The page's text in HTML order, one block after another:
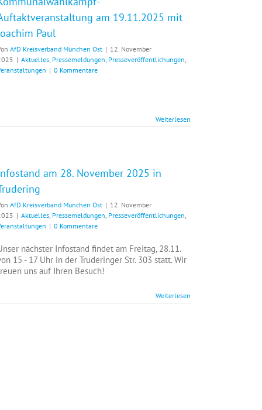
am 19.11.2025 mit
Paul
AfD Kreisverband München Ost | 12. November
| Aktuelles, Pressemeldungen, Presseveröffentlichungen,
| 0 Kommentare
Weiterlesen
am 28. November 2025 in
AfD Kreisverband München Ost | 12. November
| Aktuelles, Pressemeldungen, Presseveröffentlichungen,
| 0 Kommentare
nächster Infostand findet am Freitag, 28.11.
15 - 17 Uhr in der Truderinger Str. 303 statt. Wir
uns auf Ihren Besuch!
Weiterlesen